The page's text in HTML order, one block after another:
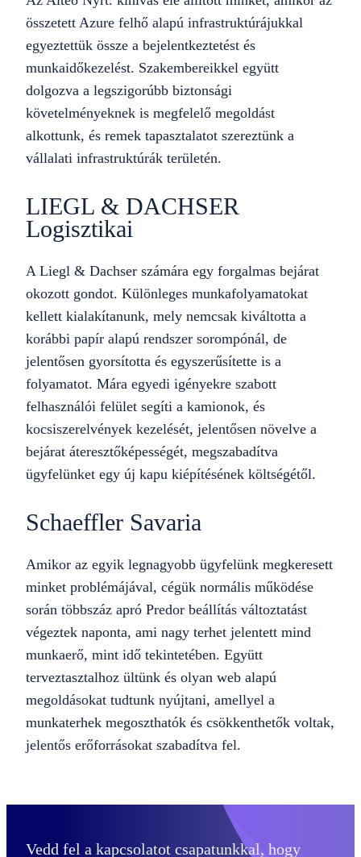
összetett Azure felhő alapú infrastruktúrájukkal
egyeztettük össze a bejelentkeztetést és
munkaidőkezelést. Szakembereikkel együtt
dolgozva a legszigorúbb biztonsági
követelményeknek is megfelelő megoldást
alkottunk, és remek tapasztalatot szereztünk a
vállalati infrastruktúrák területén.
LIEGL & DACHSER
Logisztikai
A Liegl & Dachser számára egy forgalmas bejárat
okozott gondot. Különleges munkafolyamatokat
kellett kialakítanunk, mely nemcsak kiváltotta a
korábbi papír alapú rendszer sorompónál, de
jelentősen gyorsította és egyszerűsítette is a
folyamatot. Mára egyedi igényekre szabott
felhasználói felület segíti a kamionok, és
kocsiszerelvények kezelését, jelentősen növelve a
bejárat áteresztőképességét, megszabadítva
ügyfelünket egy új kapu kiépítésének költségétől.
Schaeffler Savaria
Amikor az egyik legnagyobb ügyfelünk megkeresett
minket problémájával, cégük normális működése
során többszáz apró Predor beállítás változtatást
végeztek naponta, ami nagy terhet jelentett mind
munkaerő, mint idő tekintetében. Együtt
terveztasztalhoz ültünk és olyan web alapú
megoldásokat tudtunk nyújtani, amellyel a
munkaterhek megoszthatók és csökkenthetők voltak,
jelentős erőforrásokat szabadítva fel.
Vedd fel a kapcsolatot csapatunkkal, hogy